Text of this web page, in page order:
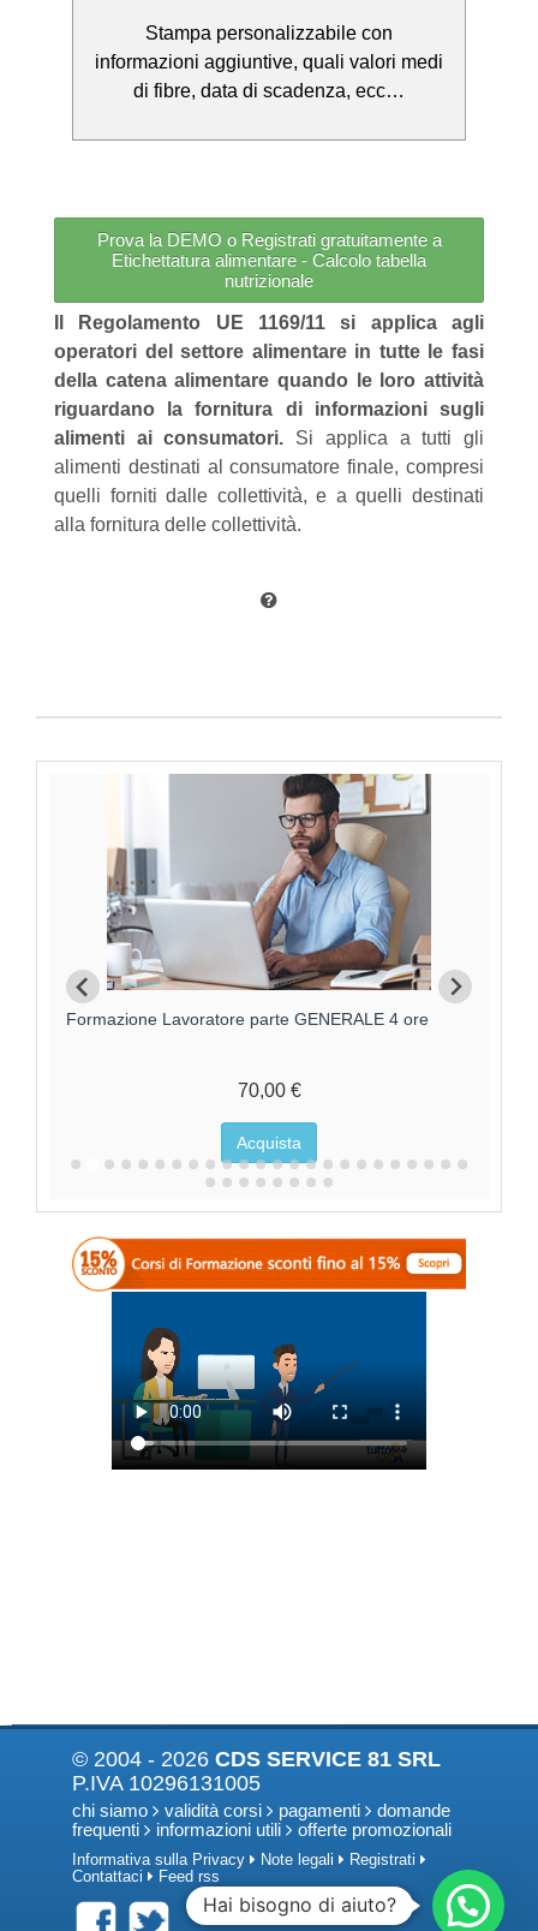
Stampa personalizzabile con
informazioni aggiuntive, quali valori medi
di fibre, data di scadenza, ecc…
Prova la DEMO o Registrati gratuitamente a
Etichettatura alimentare - Calcolo tabella
nutrizionale
Il Regolamento UE 1169/11 si applica agli
operatori del settore alimentare in tutte le fasi
della catena alimentare quando le loro attività
riguardano la fornitura di informazioni sugli
alimenti ai consumatori. Si applica a tutti gli
alimenti destinati al consumatore finale, compresi
quelli forniti dalle collettività, e a quelli destinati
alla fornitura delle collettività.
Formazione Lavoratore parte GENERALE 4 ore
70,00 €
Acquista
© 2004 - 2026 CDS SERVICE 81 SRL
P.IVA 10296131005
chi siamo validità corsi pagamenti
domande
frequenti
informazioni utili offerte promozionali
Informativa sulla Privacy Note legali
Registrati
Contattaci
Feed rss
Hai bisogno di aiuto?